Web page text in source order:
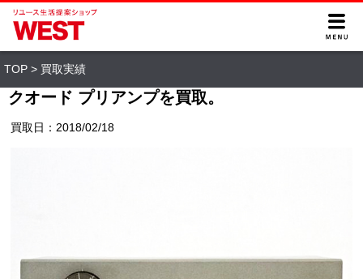
TOP > 買取実績
クオード プリアンプを買取。
買取日：2018/02/18